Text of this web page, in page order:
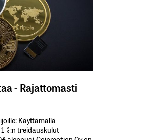
- Rajattomasti
Käyttämällä​
%:n treidauskulut​